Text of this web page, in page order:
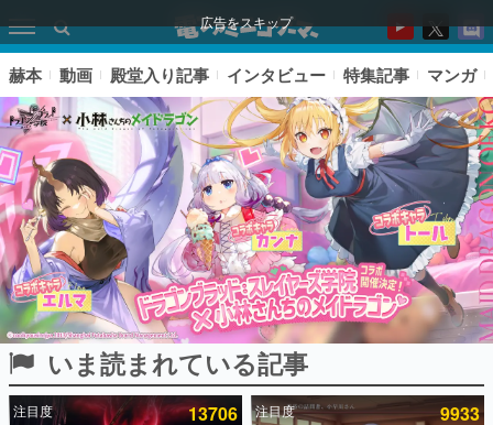
広告をスキップ
ピックアップ
赫本 動画 殿堂入り記事 インタビュー 特集記事 マンガ
いま読まれている記事
注目度 13706 注目度 9933